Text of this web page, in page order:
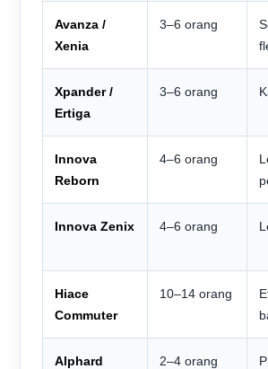
Avanza /
Xenia
3–6 orang
Xpander /
Ertiga
3–6 orang
Innova
Reborn
4–6 orang
Innova Zenix 4–6 orang
Hiace
Commuter
10–14 orang
Alphard 2–4 orang